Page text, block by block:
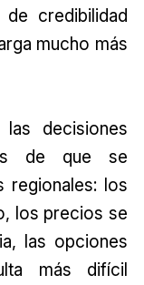
credibilidad
mucho más
decisiones
de que se
regionales: los
los precios se
las opciones
más difícil